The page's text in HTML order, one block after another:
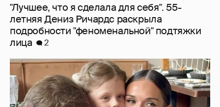
"Лучшее, что я сделала для себя". 55-
летняя Дениз Ричардс раскрыла
подробности "феноменальной" подтяжки
лица
2